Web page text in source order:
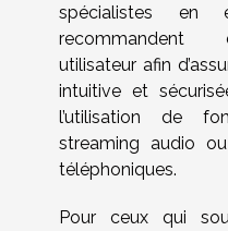
spécialistes en
recommandent
utilisateur afin
intuitive et
l’utilisation de
streaming audio
téléphoniques.
Pour ceux qui